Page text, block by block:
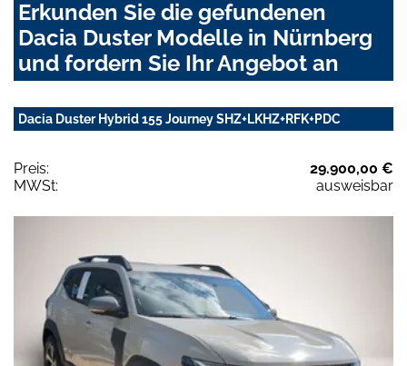
Erkunden Sie die gefundenen
Dacia Duster Modelle in Nürnberg
und fordern Sie Ihr Angebot an
Dacia Duster Hybrid 155 Journey SHZ+LKHZ+RFK+PDC
Preis:
29.900,00 €
MWSt:
ausweisbar